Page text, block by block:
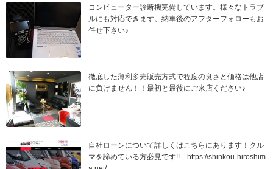
コンピューター診断機完備しています。様々なトラブ
ルにも対応できます。納車後のアフターフォローもお
任せ下さい♪
徹底した薄利多売販売方式で程度の良さと価格は他店
に負けません！！最初と最後にご来店ください♪
自社ローンについて詳しくはこちらにあります！クル
マを諦めている方必見です!! https://shinkou-hiroshim